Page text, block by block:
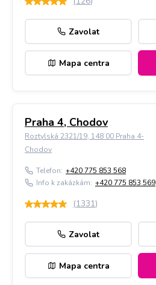
Zavolat
Mapa centra
Praha 4, Chodov
Roztylská 2321/19, 148 00 Praha 4-
Chodov
Telefon: +420 775 853 568
Info k zakázkám: +420 775 853 569
(1331)
Zavolat
Mapa centra